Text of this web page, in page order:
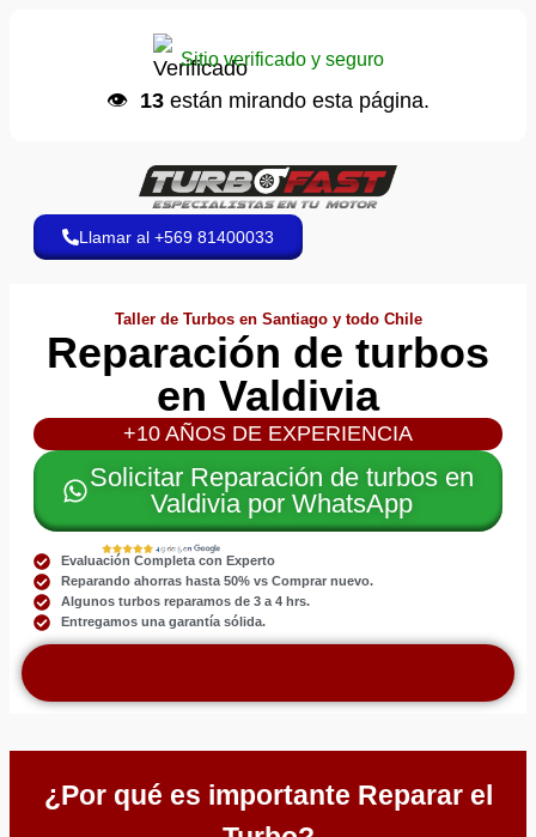
Sitio verificado y seguro
👁️ 13 están mirando esta página.
Llamar al +569 81400033
Taller de Turbos en Santiago y todo Chile
Reparación de turbos
en Valdivia
+10 AÑOS DE EXPERIENCIA
Solicitar Reparación de turbos en
Valdivia por WhatsApp
Evaluación Completa con Experto
Reparando ahorras hasta 50% vs Comprar nuevo.
Algunos turbos reparamos de 3 a 4 hrs.
Entregamos una garantía sólida.
¿Por qué es importante Reparar el
📱 envió un WhatsApp